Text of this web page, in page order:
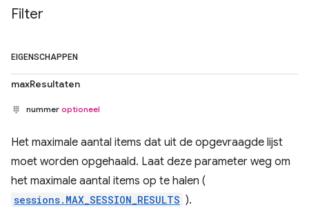
Filter
EIGENSCHAPPEN
maxResultaten
nummer optioneel
Het maximale aantal items dat uit de opgevraagde lijst
moet worden opgehaald. Laat deze parameter weg om
het maximale aantal items op te halen (
sessions.MAX_SESSION_RESULTS ).